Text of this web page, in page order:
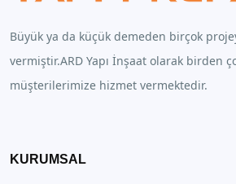
Büyük ya da küçük demeden birçok
vermiştir.ARD Yapı İnşaat olarak birden
müşterilerimize hizmet vermektedir.
KURUMSAL